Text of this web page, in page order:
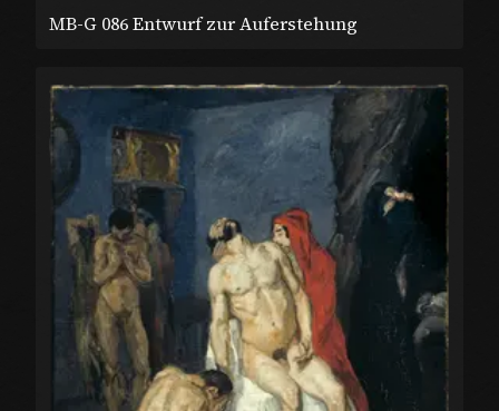
MB-G 086 Entwurf zur Auferstehung